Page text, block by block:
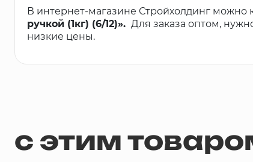
В интернет-магазине Стройхолдинг можно
ручкой (1кг) (6/12)». Для заказа оптом,
низкие цены.
с этим